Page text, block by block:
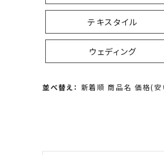
テキスタイル
ウェディング
並べ替え： 新着順 商品名 価格(安